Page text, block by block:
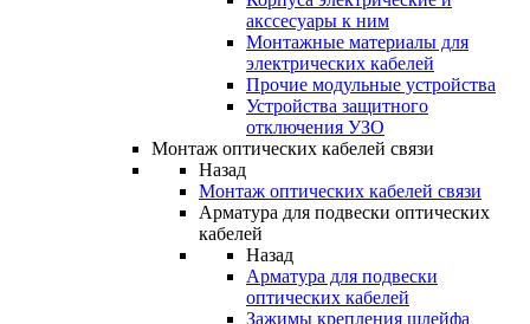
акссесуары к ним
Монтажные материалы для
электрических кабелей
Прочие модульные устройства
Устройства защитного
отключения УЗО
Монтаж оптических кабелей связи
Назад
Монтаж оптических кабелей связи
Арматура для подвески оптических
кабелей
Назад
Арматура для подвески
оптических кабелей
Зажимы крепления шлейфа